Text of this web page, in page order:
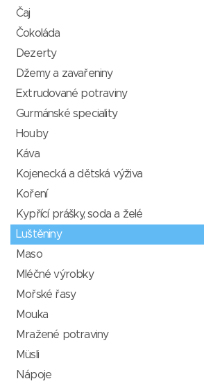
Čaj
Čokoláda
Dezerty
Džemy a zavařeniny
Extrudované potraviny
Gurmánské speciality
Houby
Káva
Kojenecká a dětská výživa
Koření
Kypřící prášky, soda a želé
Luštěniny
Maso
Mléčné výrobky
Mořské řasy
Mouka
Mražené potraviny
Müsli
Nápoje